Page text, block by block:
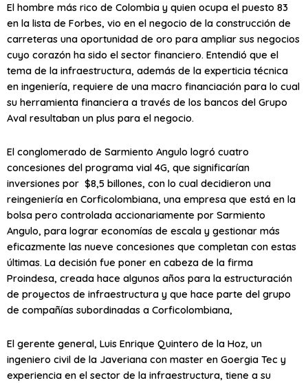
El hombre más rico de Colombia y quien ocupa el puesto 83
en la lista de Forbes, vio en el negocio de la construcción de
carreteras una oportunidad de oro para ampliar sus negocios
cuyo corazón ha sido el sector financiero. Entendió que el
tema de la infraestructura, además de la experticia técnica
en ingeniería, requiere de una macro financiación para lo cual
su herramienta financiera a través de los bancos del Grupo
Aval resultaban un plus para el negocio.
El conglomerado de Sarmiento Angulo logró cuatro
concesiones del programa vial 4G, que significarían
inversiones por $8,5 billones, con lo cual decidieron una
reingeniería en Corficolombiana, una empresa que está en la
bolsa pero controlada accionariamente por Sarmiento
Angulo, para lograr economías de escala y gestionar más
eficazmente las nueve concesiones que completan con estas
últimas. La decisión fue poner en cabeza de la firma
Proindesa, creada hace algunos años para la estructuración
de proyectos de infraestructura y que hace parte del grupo
de compañías subordinadas a Corficolombiana,
El gerente general, Luis Enrique Quintero de la Hoz, un
ingeniero civil de la Javeriana con master en Goergia Tec y
experiencia en el sector de la infraestructura, tiene a su